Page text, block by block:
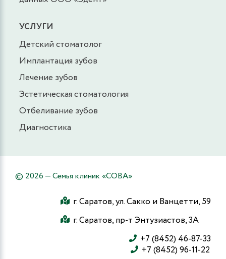
УСЛУГИ
Детский стоматолог
Имплантация зубов
Лечение зубов
Эстетическая стоматология
Отбеливание зубов
Диагностика
© 2026 — Семья клиник «СОВА»
г. Саратов, ул. Сакко и Ванцетти, 59
г. Саратов, пр-т Энтузиастов, 3А
+7 (8452) 46-87-33
+7 (8452) 96-11-22